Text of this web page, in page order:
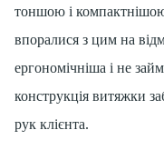
тоншою і
впоралися з цим на
ергономічніша і не
конструкція витяжки
рук клієнта.